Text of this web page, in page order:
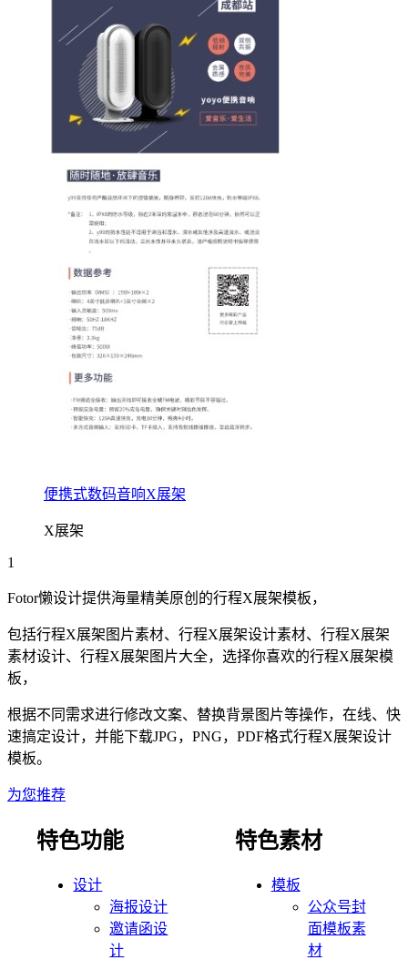
便携式数码音响X展架
X展架
1
Fotor懒设计提供海量精美原创的行程X展架模板，
包括行程X展架 图片素材、 行程X展架设计素材、 行程X展架
素材设计、 行程X展架 图片大全，选择你喜欢的行程X展架模
板，
根据不同需求进行修改文案、替换背景图片等操作，在线、快
速搞定设计，并能下载JPG，PNG，PDF格式行程X展架设计
模板。
为您推荐
特色功能
设计
海报设计
邀请函设
计
特色素材
模板
公众号封
面模板素
材